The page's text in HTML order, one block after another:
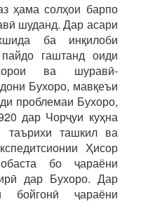
ҳама солҳои барпо
шуданд. Дар асари
ба инқилоби
гаштанд оиди
ва шуравӣ-
Бухоро, мавқеъи
проблемаи Бухоро,
дар Чорҷуи куҳна
таърихи ташкил ва
Ҳисор
бо ҷараёни
дар Бухоро. Дар
бойгонӣ ҷараёни